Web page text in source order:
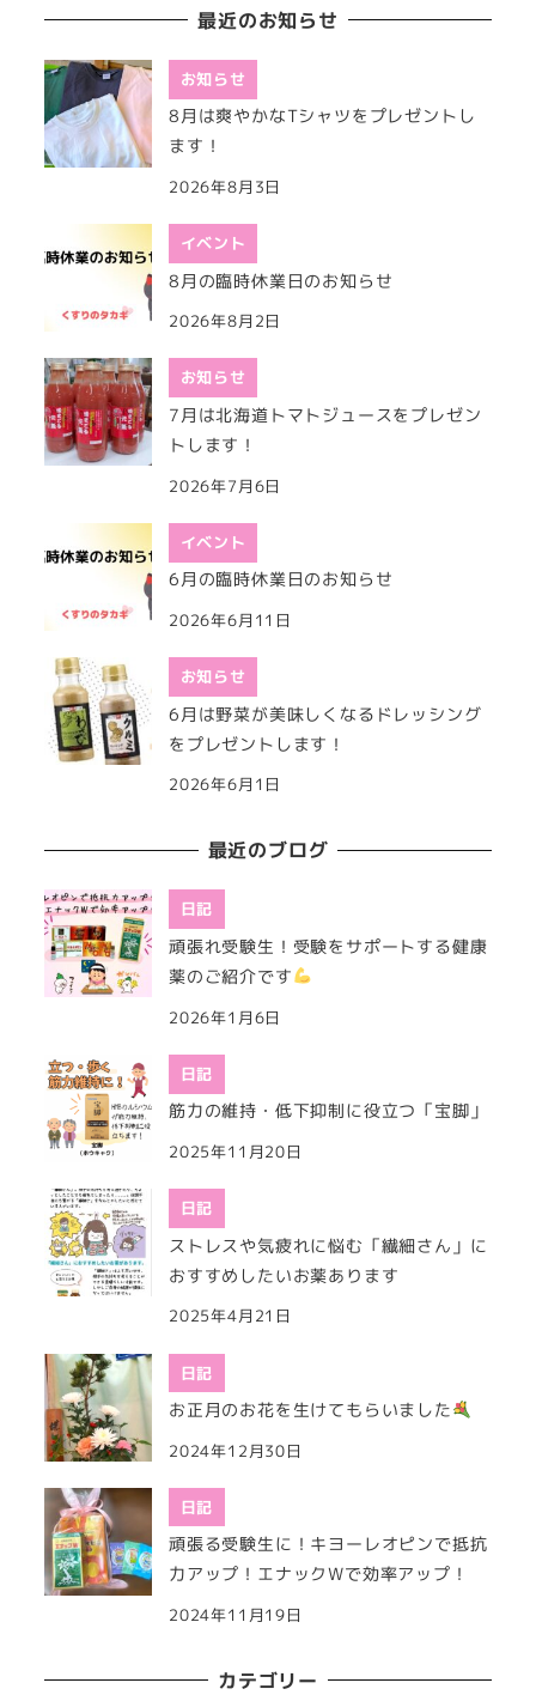
最近のお知らせ
お知らせ
8月は爽やかなTシャツをプレゼントし
ます！
2026年8月3日
イベント
8月の臨時休業日のお知らせ
2026年8月2日
お知らせ
7月は北海道トマトジュースをプレゼン
トします！
2026年7月6日
イベント
6月の臨時休業日のお知らせ
2026年6月11日
お知らせ
6月は野菜が美味しくなるドレッシング
をプレゼントします！
2026年6月1日
最近のブログ
日記
頑張れ受験生！受験をサポートする健康
薬のご紹介です
2026年1月6日
日記
筋力の維持・低下抑制に役立つ「宝脚」
2025年11月20日
日記
ストレスや気疲れに悩む「繊細さん」に
おすすめしたいお薬あります
2025年4月21日
日記
お正月のお花を生けてもらいました
2024年12月30日
日記
頑張る受験生に！キヨーレオピンで抵抗
力アップ！エナックWで効率アップ！
2024年11月19日
カテゴリー